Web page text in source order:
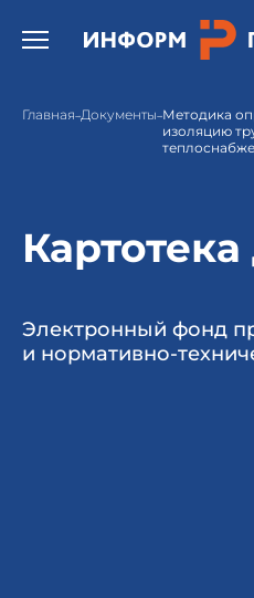
Открыть бургер меню.
Главная Документы Методика
изоляцию
Электронный фонд
и нормативно-